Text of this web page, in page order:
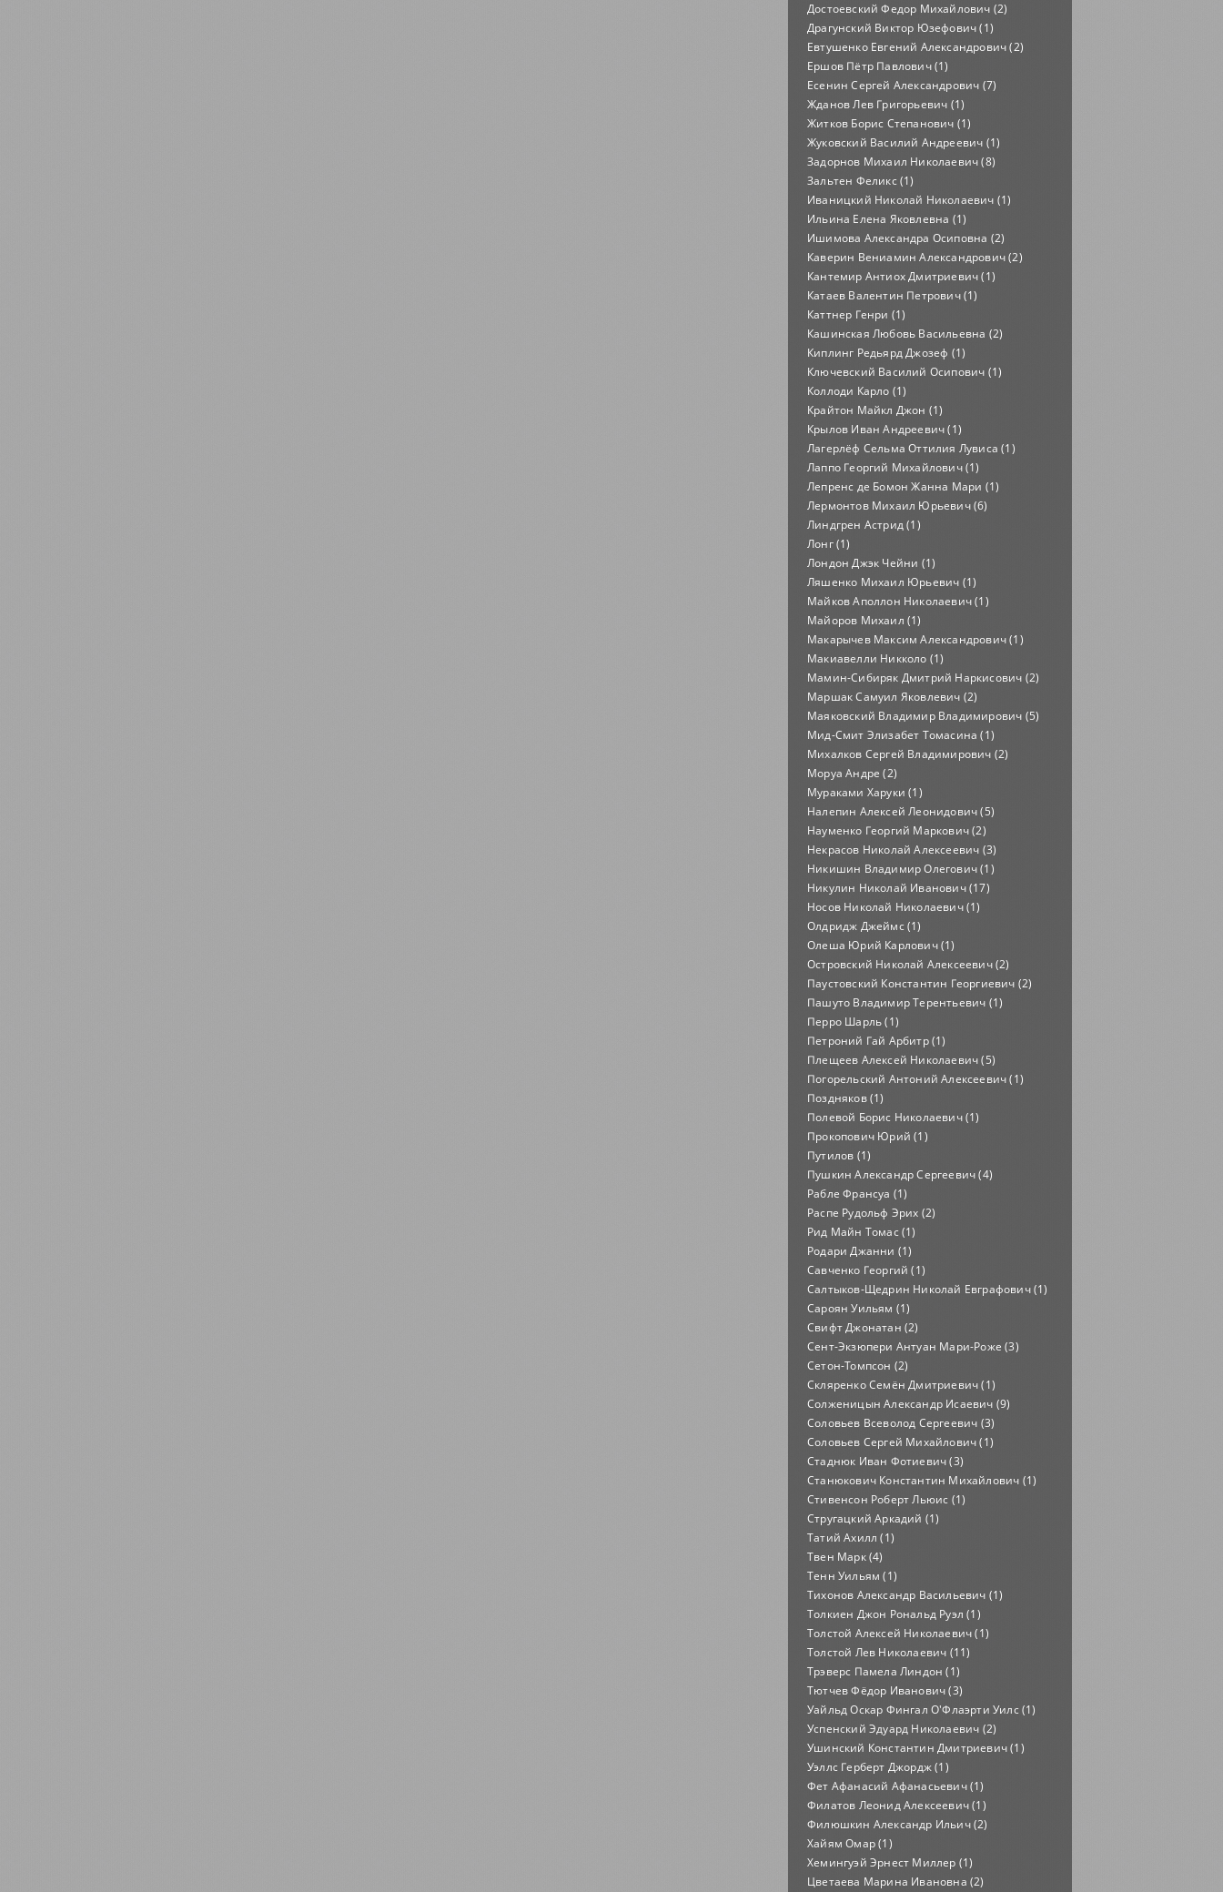
Достоевский Федор Михайлович (2)
Драгунский Виктор Юзефович (1)
Евтушенко Евгений Александрович (2)
Ершов Пётр Павлович (1)
Есенин Сергей Александрович (7)
Жданов Лев Григорьевич (1)
Житков Борис Степанович (1)
Жуковский Василий Андреевич (1)
Задорнов Михаил Николаевич (8)
Зальтен Феликс (1)
Иваницкий Николай Николаевич (1)
Ильина Елена Яковлевна (1)
Ишимова Александра Осиповна (2)
Каверин Вениамин Александрович (2)
Кантемир Антиох Дмитриевич (1)
Катаев Валентин Петрович (1)
Каттнер Генри (1)
Кашинская Любовь Васильевна (2)
Киплинг Редьярд Джозеф (1)
Ключевский Василий Осипович (1)
Коллоди Карло (1)
Крайтон Майкл Джон (1)
Крылов Иван Андреевич (1)
Лагерлёф Сельма Оттилия Лувиса (1)
Лаппо Георгий Михайлович (1)
Лепренс де Бомон Жанна Мари (1)
Лермонтов Михаил Юрьевич (6)
Линдгрен Астрид (1)
Лонг (1)
Лондон Джэк Чейни (1)
Ляшенко Михаил Юрьевич (1)
Майков Аполлон Николаевич (1)
Майоров Михаил (1)
Макарычев Максим Александрович (1)
Макиавелли Никколо (1)
Мамин-Сибиряк Дмитрий Наркисович (2)
Маршак Самуил Яковлевич (2)
Маяковский Владимир Владимирович (5)
Мид-Смит Элизабет Томасина (1)
Михалков Сергей Владимирович (2)
Моруа Андре (2)
Мураками Харуки (1)
Налепин Алексей Леонидович (5)
Науменко Георгий Маркович (2)
Некрасов Николай Алексеевич (3)
Никишин Владимир Олегович (1)
Никулин Николай Иванович (17)
Носов Николай Николаевич (1)
Олдридж Джеймс (1)
Олеша Юрий Карлович (1)
Островский Николай Алексеевич (2)
Паустовский Константин Георгиевич (2)
Пашуто Владимир Терентьевич (1)
Перро Шарль (1)
Петроний Гай Арбитр (1)
Плещеев Алексей Николаевич (5)
Погорельский Антоний Алексеевич (1)
Поздняков (1)
Полевой Борис Николаевич (1)
Прокопович Юрий (1)
Путилов (1)
Пушкин Александр Сергеевич (4)
Рабле Франсуа (1)
Распе Рудольф Эрих (2)
Рид Майн Томас (1)
Родари Джанни (1)
Савченко Георгий (1)
Салтыков-Щедрин Николай Евграфович (1)
Сароян Уильям (1)
Свифт Джонатан (2)
Сент-Экзюпери Антуан Мари-Роже (3)
Сетон-Томпсон (2)
Скляренко Семён Дмитриевич (1)
Солженицын Александр Исаевич (9)
Соловьев Всеволод Сергеевич (3)
Соловьев Сергей Михайлович (1)
Стаднюк Иван Фотиевич (3)
Станюкович Константин Михайлович (1)
Стивенсон Роберт Льюис (1)
Стругацкий Аркадий (1)
Татий Ахилл (1)
Твен Марк (4)
Тенн Уильям (1)
Тихонов Александр Васильевич (1)
Толкиен Джон Рональд Руэл (1)
Толстой Алексей Николаевич (1)
Толстой Лев Николаевич (11)
Трэверс Памела Линдон (1)
Тютчев Фёдор Иванович (3)
Уайльд Оскар Фингал О'Флаэрти Уилс (1)
Успенский Эдуард Николаевич (2)
Ушинский Константин Дмитриевич (1)
Уэллс Герберт Джордж (1)
Фет Афанасий Афанасьевич (1)
Филатов Леонид Алексеевич (1)
Филюшкин Александр Ильич (2)
Хайям Омар (1)
Хемингуэй Эрнест Миллер (1)
Цветаева Марина Ивановна (2)